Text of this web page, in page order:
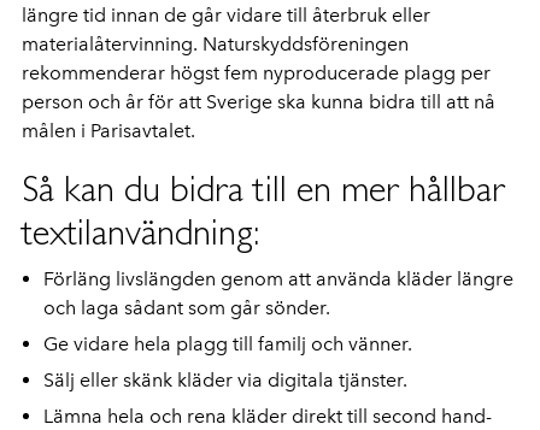
längre tid innan de går vidare till återbruk eller
materialåtervinning. Naturskyddsföreningen
rekommenderar högst fem nyproducerade plagg per
person och år för att Sverige ska kunna bidra till att nå
målen i Parisavtalet.
Så kan du bidra till en mer hållbar
textilanvändning:
Förläng livslängden genom att använda kläder längre
och laga sådant som går sönder.
Ge vidare hela plagg till familj och vänner.
Sälj eller skänk kläder via digitala tjänster.
Lämna hela och rena kläder direkt till second hand-